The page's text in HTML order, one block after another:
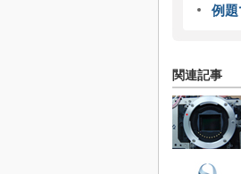
例題
関連記事